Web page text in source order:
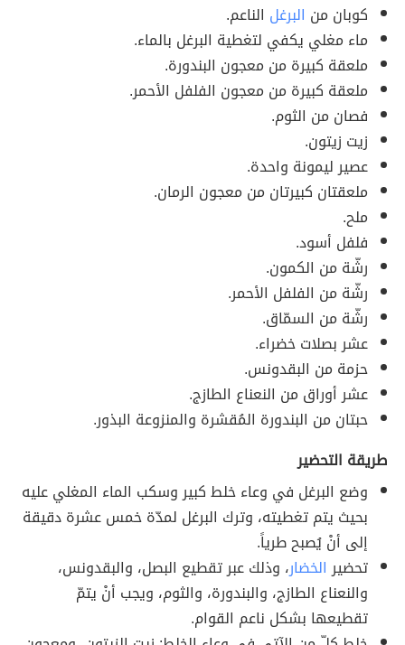
كوبان من البرغل الناعم.
ماء مغلي يكفي لتغطية البرغل بالماء.
ملعقة كبيرة من معجون البندورة.
ملعقة كبيرة من معجون الفلفل الأحمر.
فصان من الثوم.
زيت زيتون.
عصير ليمونة واحدة.
ملعقتان كبيرتان من معجون الرمان.
ملح.
فلفل أسود.
رشّة من الكمون.
رشّة من الفلفل الأحمر.
رشّة من السمّاق.
عشر بصلات خضراء.
حزمة من البقدونس.
عشر أوراق من النعناع الطازج.
حبتان من البندورة المُقشرة والمنزوعة البذور.
طريقة التحضير
وضع البرغل في وعاء خلط كبير وسكب الماء المغلي عليه
بحيث يتم تغطيته، وترك البرغل لمدّة خمس عشرة دقيقة
إلى أنْ يُصبح طرياً.
تحضيرالخضار، وذلك عبر تقطيع البصل، والبقدونس،
والنعناع الطازج، والبندورة، والثوم، ويجب أنْ يتمّ
تقطيعها بشكل ناعم القوام.